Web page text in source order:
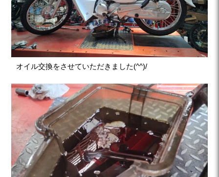
オイル交換をさせていただきました(^^)/